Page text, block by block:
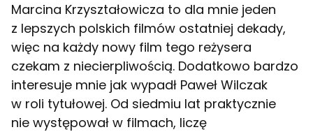
Marcina Krzyształowicza to dla mnie jeden
z lepszych polskich filmów ostatniej dekady,
więc na każdy nowy film tego reżysera
czekam z niecierpliwością. Dodatkowo bardzo
interesuje mnie jak wypadł Paweł Wilczak
w roli tytułowej. Od siedmiu lat praktycznie
nie występował w filmach, liczę